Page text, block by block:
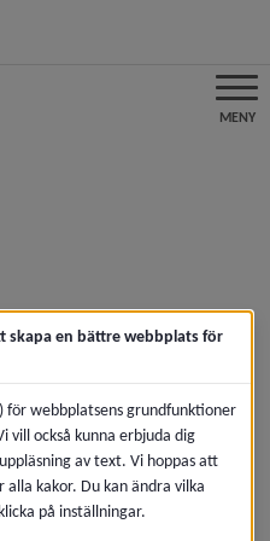
MENY
Länk till annan
web browsers
olika webbläsare
skapa en bättre webbplats för
för webbplatsens grundfunktioner
också kunna erbjuda dig
av text. Vi hoppas att
kakor. Du kan ändra vilka
på inställningar.